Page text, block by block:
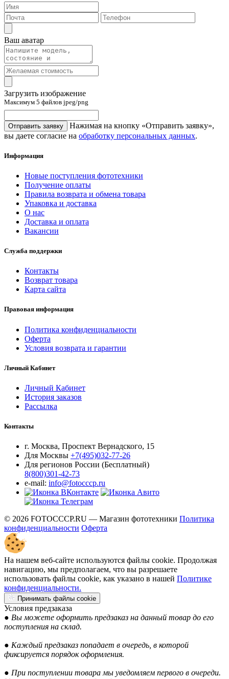
Ваш аватар
Загрузить изображение
Максимум 5 файлов jpeg/png
Нажимая на кнопку «Отправить заявку»,
вы даете согласие на обработку персональных данных.
Информация
Новые поступления фототехники
Получение оплаты
Правила возврата и обмена товара
Упаковка и доставка
О нас
Доставка и оплата
Вакансии
Служба поддержки
Контакты
Возврат товара
Карта сайта
Правовая информация
Политика конфиденциальности
Оферта
Условия возврата и гарантии
Личный Кабинет
Личный Кабинет
История заказов
Рассылка
Контакты
г. Москва, Проспект Вернадского, 15
Для Москвы +7(495)032-77-26
Для регионов России (Бесплатный)
8(800)301-42-73
e-mail: info@fotocccp.ru
© 2026 FOTOCCCP.RU — Магазин фототехники Политика
конфиденциальности Оферта
На нашем веб-сайте используются файлы cookie. Продолжая
навигацию, мы предполагаем, что вы разрешаете
использовать файлы cookie, как указано в нашей Политике
конфиденциальности.
Принимать файлы cookie
Условия предзаказа
● Вы можете оформить предзаказ на данный товар до его
поступления на склад.
● Каждый предзаказ попадает в очередь, в которой
фиксируется порядок оформления.
● При поступлении товара мы уведомляем первого в очереди.